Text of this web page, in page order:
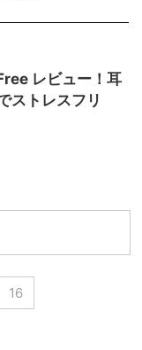
レビュー！耳
ストレスフリ
16